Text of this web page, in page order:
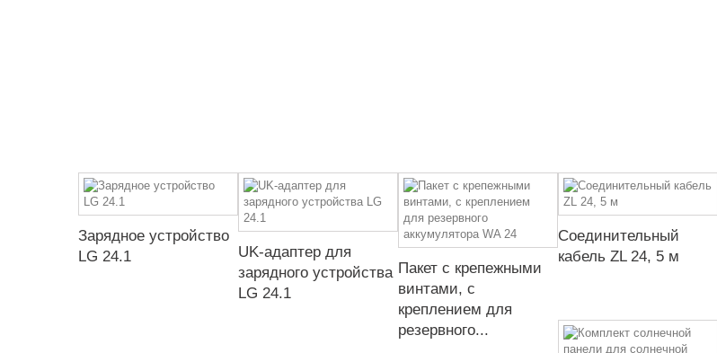
Зарядное устройство
LG 24.1
UK-адаптер для
зарядного устройства
LG 24.1
Пакет с крепежными
винтами, с
креплением для
резервного...
Соединительный
кабель ZL 24, 5 м